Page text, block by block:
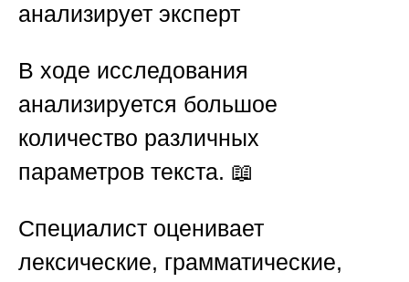
анализирует эксперт
В ходе исследования
анализируется большое
количество различных
параметров текста. 📖
Специалист оценивает
лексические, грамматические,